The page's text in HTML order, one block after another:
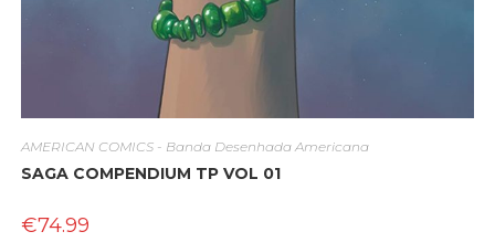
AMERICAN COMICS - Banda Desenhada Americana
SAGA COMPENDIUM TP VOL 01
€74.99